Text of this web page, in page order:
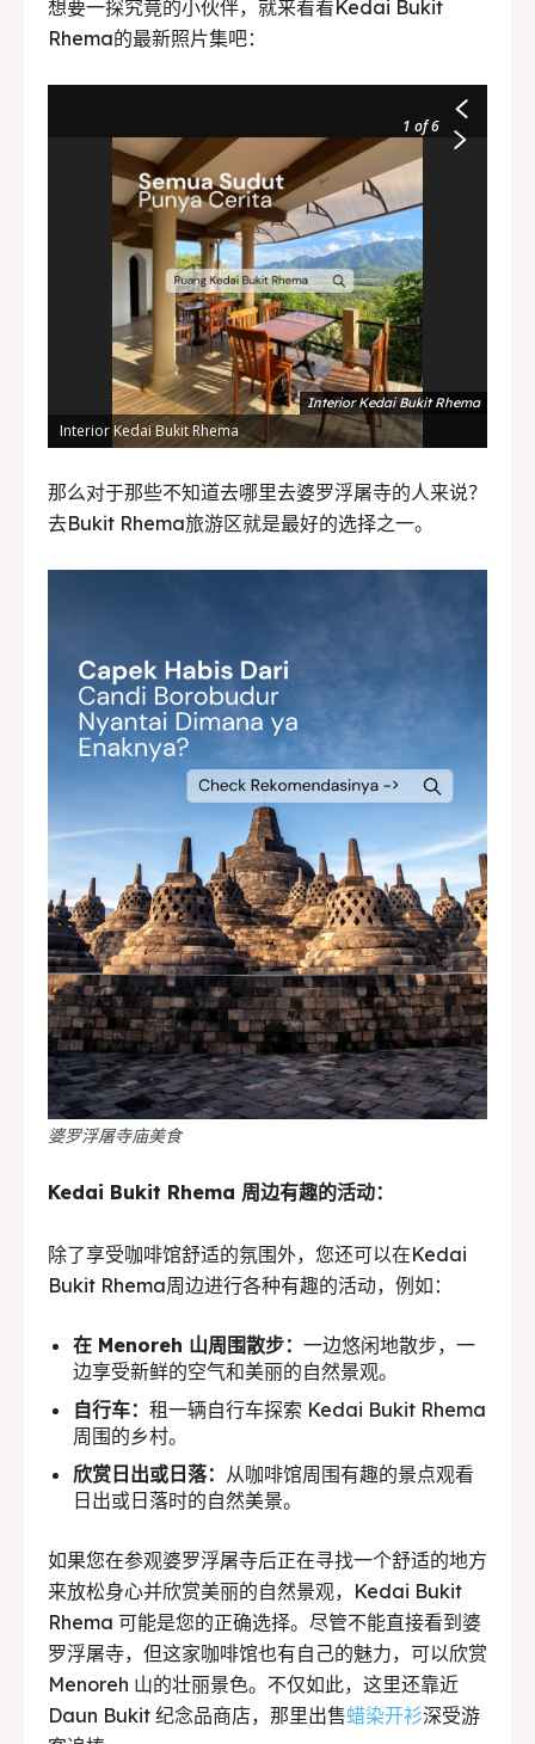
想要一探究竟的小伙伴，就来看看Kedai Bukit
Rhema的最新照片集吧：
1 of 6
Interior Kedai Bukit Rhema
Interior Kedai Bukit Rhema
Pemandangan di Kedai Bukit Rhema
Pemandangan di Kedai Bukit Rhema
Sunrise Punthuk setumbu
Sunrise Punthuk setumbu
Tempat makan Keluarga
Tempat makan Keluarga
Tempat ngopi Borobudur
Tempat Ngopi Di Magelang
那么对于那些不知道去哪里去婆罗浮屠寺的人来说？
去Bukit Rhema旅游区就是最好的选择之一。
婆罗浮屠寺庙美食
Kedai Bukit Rhema 周边有趣的活动：
除了享受咖啡馆舒适的氛围外，您还可以在Kedai
Bukit Rhema周边进行各种有趣的活动，例如：
在 Menoreh 山周围散步： 一边悠闲地散步，一
边享受新鲜的空气和美丽的自然景观。
自行车： 租一辆自行车探索 Kedai Bukit Rhema
周围的乡村。
欣赏日出或日落： 从咖啡馆周围有趣的景点观看
日出或日落时的自然美景。
如果您在参观婆罗浮屠寺后正在寻找一个舒适的地方
来放松身心并欣赏美丽的自然景观，Kedai Bukit
Rhema 可能是您的正确选择。尽管不能直接看到婆
罗浮屠寺，但这家咖啡馆也有自己的魅力，可以欣赏
Menoreh 山的壮丽景色。不仅如此，这里还靠近
Daun Bukit 纪念品商店，那里出售蜡染开衫深受游